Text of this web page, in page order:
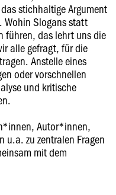
stichhaltige Argument
Wohin Slogans statt
führen, das lehrt uns die
alle gefragt, für die
Anstelle eines
oder vorschnellen
und kritische
Autor*innen,
zu zentralen Fragen
mit dem